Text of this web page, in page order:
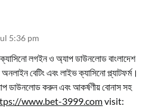
5:36 pm
লগইন ও অ্যাপ ডাউনলোড বাংলাদেশ
বেটিং এবং লাইভ ক্যাসিনো প্ল্যাটফর্ম।
ডাউনলোড করুন এবং আকর্ষণীয় বোনাস সহ
www.bet-3999.comvisit: